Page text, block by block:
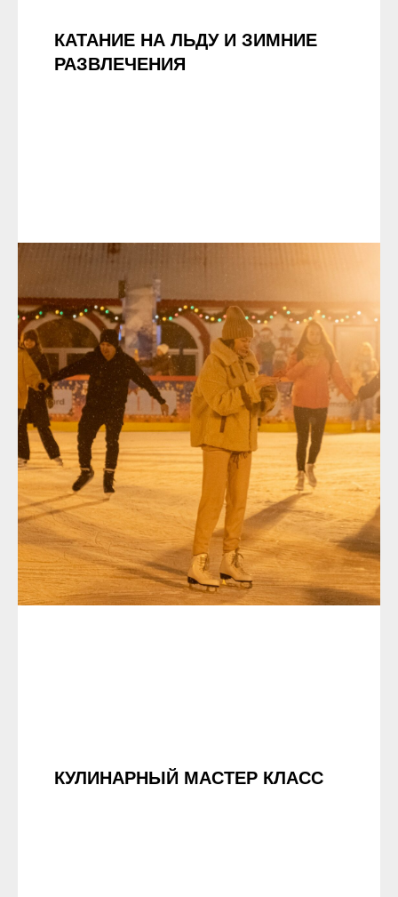
КАТАНИЕ НА ЛЬДУ И ЗИМНИЕ
РАЗВЛЕЧЕНИЯ
КУЛИНАРНЫЙ МАСТЕР КЛАСС